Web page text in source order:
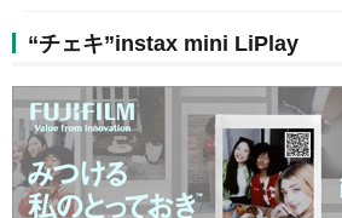
“チェキ”instax mini LiPlay